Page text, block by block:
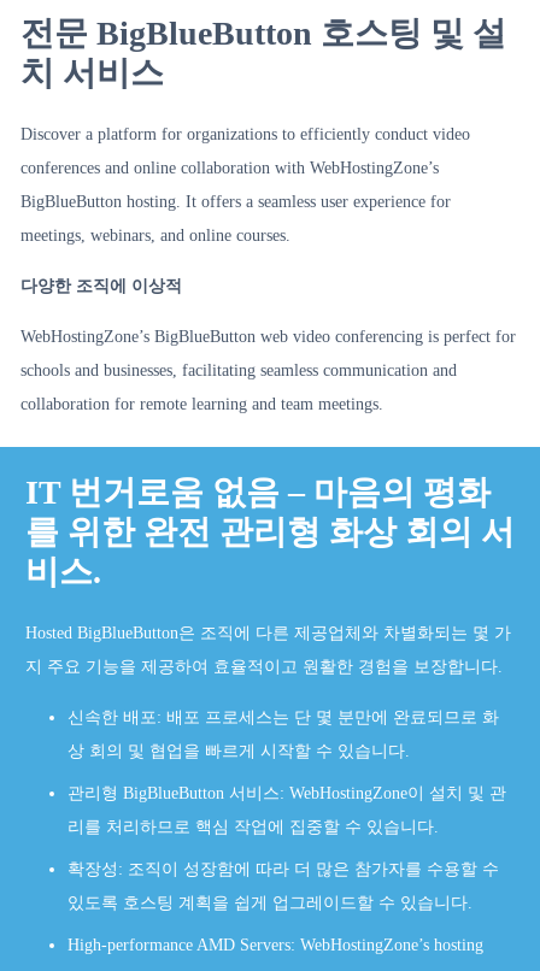
Alternative:
전문 BigBlueButton 호스팅 및 설
치 서비스
Discover a platform for organizations to efficiently conduct video
conferences and online collaboration with WebHostingZone’s
BigBlueButton hosting. It offers a seamless user experience for
meetings, webinars, and online courses.
다양한 조직에 이상적
WebHostingZone’s BigBlueButton web video conferencing is perfect for
schools and businesses, facilitating seamless communication and
collaboration for remote learning and team meetings.
IT 번거로움 없음 – 마음의 평화
를 위한 완전 관리형 화상 회의 서
비스.
Hosted BigBlueButton은 조직에 다른 제공업체와 차별화되는 몇 가
지 주요 기능을 제공하여 효율적이고 원활한 경험을 보장합니다.
신속한 배포: 배포 프로세스는 단 몇 분만에 완료되므로 화
상 회의 및 협업을 빠르게 시작할 수 있습니다.
관리형 BigBlueButton 서비스: WebHostingZone이 설치 및 관
리를 처리하므로 핵심 작업에 집중할 수 있습니다.
확장성: 조직이 성장함에 따라 더 많은 참가자를 수용할 수
있도록 호스팅 계획을 쉽게 업그레이드할 수 있습니다.
High-performance AMD Servers: WebHostingZone’s hosting